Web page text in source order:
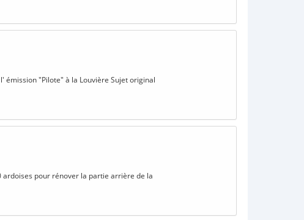
émission "Pilote" à la Louvière Sujet original
ardoises pour rénover la partie arrière de la